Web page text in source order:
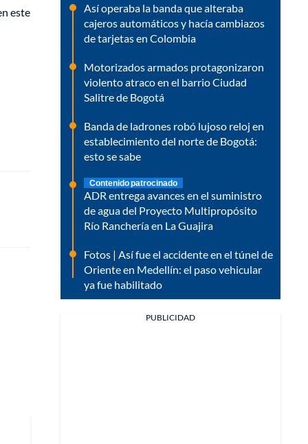
este
Así operaba la banda que alteraba
cajeros automáticos y hacía cambiazos
de tarjetas en Colombia
Motorizados armados protagonizaron
violento atraco en el barrio Ciudad
Salitre de Bogotá
Banda de ladrones robó lujoso reloj en
establecimiento del norte de Bogotá:
esto se sabe
Contenido patrocinado
ADR entrega avances en el suministro
de agua del Proyecto Multipropósito
Río Ranchería en La Guajira
Fotos | Así fue el accidente en el túnel de
Oriente en Medellín: el paso vehicular
ya fue habilitado
PUBLICIDAD